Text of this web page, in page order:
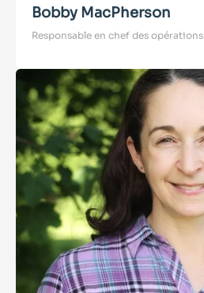
Bobby MacPherson
Responsable en chef des opérations